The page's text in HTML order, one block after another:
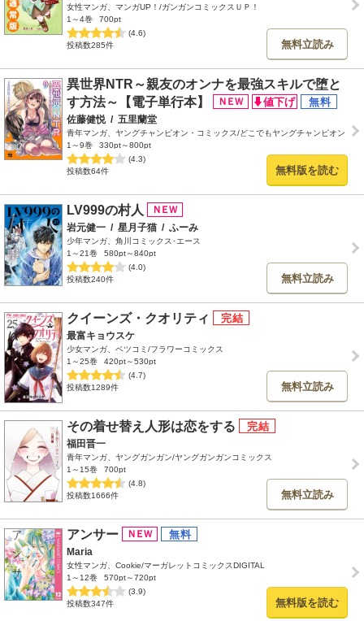
女性マンガ、マンガUP！/ガンガンコミックスＵＰ！
1～4巻
700pt
(4.6)
投稿数285件
無料立読み
異世界NTR～親友のオンナを最強スキルで堕と
す方法～【電子単行本】
佐藤健悦 / 五里蘭堂
青年マンガ、ヤングチャンピオン・コミックス/どこでもヤングチャンピオン
1～9巻
330pt～800pt
(4.3)
投稿数64件
無料版を読む
LV999の村人
岩元健一 / 星月子猫 / ふーみ
少年マンガ、角川コミックス･エース
1～21巻
580pt～840pt
(4.0)
投稿数240件
無料立読み
クイーンズ・クオリティ
最富キョウスケ
少女マンガ、ベツコミ/フラワーコミックス
1～25巻
420pt～530pt
(4.7)
投稿数1289件
無料立読み
その着せ替え人形は恋をする
福田晋一
青年マンガ、ヤングガンガン/ヤングガンガンコミックス
1～15巻
700pt
(4.8)
投稿数1666件
無料立読み
アンサー
Maria
女性マンガ、Cookie/マーガレットコミックスDIGITAL
1～12巻
570pt～720pt
(3.9)
投稿数347件
無料版を読む